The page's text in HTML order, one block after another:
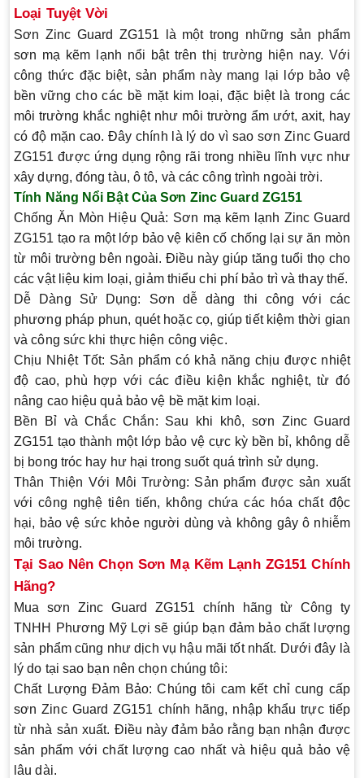
Loại Tuyệt Vời
Sơn Zinc Guard ZG151 là một trong những sản phẩm
sơn mạ kẽm lạnh nổi bật trên thị trường hiện nay. Với
công thức đặc biệt, sản phẩm này mang lại lớp bảo vệ
bền vững cho các bề mặt kim loại, đặc biệt là trong các
môi trường khắc nghiệt như môi trường ẩm ướt, axit, hay
có độ mặn cao. Đây chính là lý do vì sao sơn Zinc Guard
ZG151 được ứng dụng rộng rãi trong nhiều lĩnh vực như
xây dựng, đóng tàu, ô tô, và các công trình ngoài trời.
Tính Năng Nổi Bật Của Sơn Zinc Guard ZG151
Chống Ăn Mòn Hiệu Quả: Sơn mạ kẽm lạnh Zinc Guard
ZG151 tạo ra một lớp bảo vệ kiên cố chống lại sự ăn mòn
từ môi trường bên ngoài. Điều này giúp tăng tuổi thọ cho
các vật liệu kim loại, giảm thiểu chi phí bảo trì và thay thế.
Dễ Dàng Sử Dụng: Sơn dễ dàng thi công với các
phương pháp phun, quét hoặc cọ, giúp tiết kiệm thời gian
và công sức khi thực hiện công việc.
Chịu Nhiệt Tốt: Sản phẩm có khả năng chịu được nhiệt
độ cao, phù hợp với các điều kiện khắc nghiệt, từ đó
nâng cao hiệu quả bảo vệ bề mặt kim loại.
Bền Bỉ và Chắc Chắn: Sau khi khô, sơn Zinc Guard
ZG151 tạo thành một lớp bảo vệ cực kỳ bền bỉ, không dễ
bị bong tróc hay hư hại trong suốt quá trình sử dụng.
Thân Thiện Với Môi Trường: Sản phẩm được sản xuất
với công nghệ tiên tiến, không chứa các hóa chất độc
hại, bảo vệ sức khỏe người dùng và không gây ô nhiễm
môi trường.
Tại Sao Nên Chọn Sơn Mạ Kẽm Lạnh ZG151 Chính
Hãng?
Mua sơn Zinc Guard ZG151 chính hãng từ Công ty
TNHH Phương Mỹ Lợi sẽ giúp bạn đảm bảo chất lượng
sản phẩm cũng như dịch vụ hậu mãi tốt nhất. Dưới đây là
lý do tại sao bạn nên chọn chúng tôi:
Chất Lượng Đảm Bảo: Chúng tôi cam kết chỉ cung cấp
sơn Zinc Guard ZG151 chính hãng, nhập khẩu trực tiếp
từ nhà sản xuất. Điều này đảm bảo rằng bạn nhận được
sản phẩm với chất lượng cao nhất và hiệu quả bảo vệ
lâu dài.